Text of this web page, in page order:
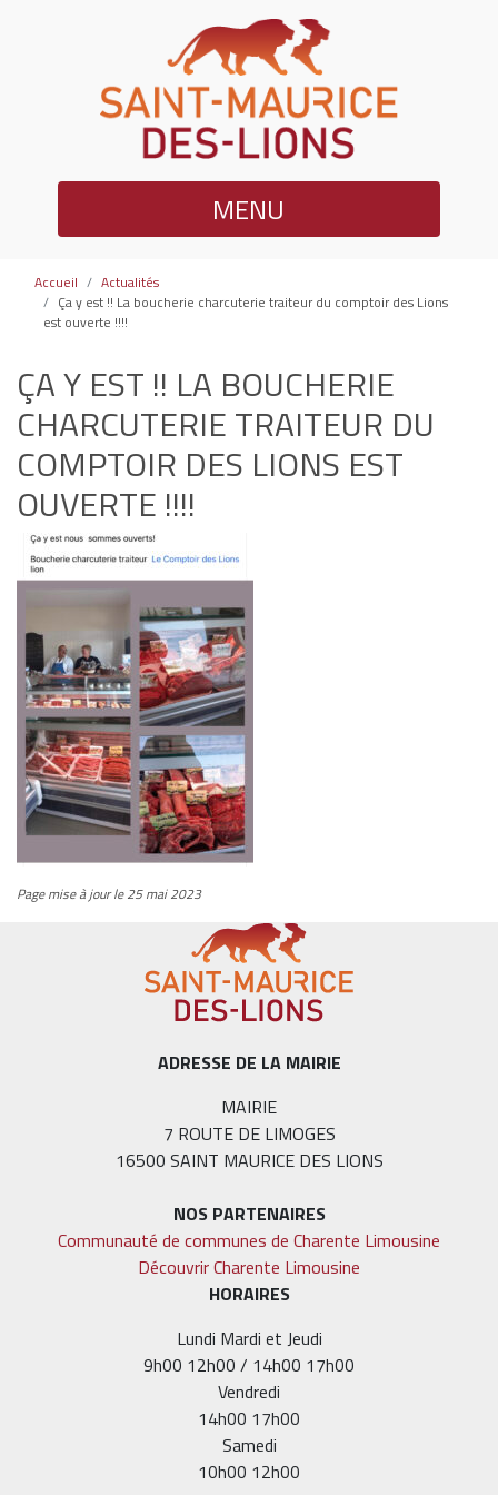
MENU
Accueil
Actualités
Ça y est !! La boucherie charcuterie traiteur du comptoir des Lions
est ouverte !!!!
ÇA Y EST !! LA BOUCHERIE
CHARCUTERIE TRAITEUR DU
COMPTOIR DES LIONS EST
OUVERTE !!!!
Page mise à jour le 25 mai 2023
ADRESSE DE LA MAIRIE
MAIRIE
7 ROUTE DE LIMOGES
16500 SAINT MAURICE DES LIONS
NOS PARTENAIRES
Communauté de communes de Charente Limousine
Découvrir Charente Limousine
HORAIRES
Lundi Mardi et Jeudi
9h00 12h00 / 14h00 17h00
Vendredi
14h00 17h00
Samedi
10h00 12h00